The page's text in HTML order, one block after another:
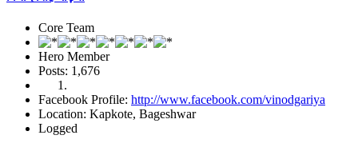
Core Team
Hero Member
Posts: 1,676
Facebook Profile: http://www.facebook.com/vinodgariya
Location: Kapkote, Bageshwar
Logged